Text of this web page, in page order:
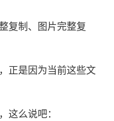
复制、图片完整复
正是因为当前这些文
这么说吧：